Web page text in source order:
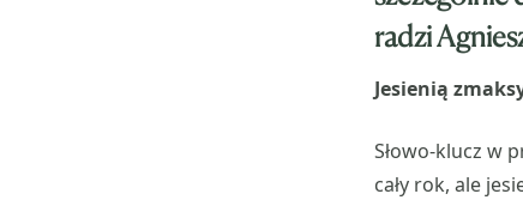
radzi
Jesienią
Słowo-klucz w
cały rok, ale